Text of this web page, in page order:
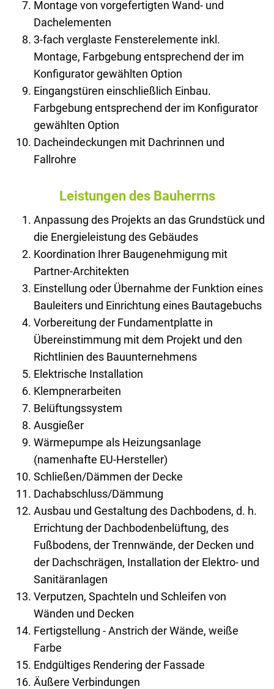
Montage von vorgefertigten Wand- und
Dachelementen
3-fach verglaste Fensterelemente inkl.
Montage, Farbgebung entsprechend der im
Konfigurator gewählten Option
Eingangstüren einschließlich Einbau.
Farbgebung entsprechend der im Konfigurator
gewählten Option
Dacheindeckungen mit Dachrinnen und
Fallrohre
Leistungen des Bauherrns
Anpassung des Projekts an das Grundstück und
die Energieleistung des Gebäudes
Koordination Ihrer Baugenehmigung mit
Partner-Architekten
Einstellung oder Übernahme der Funktion eines
Bauleiters und Einrichtung eines Bautagebuchs
Vorbereitung der Fundamentplatte in
Übereinstimmung mit dem Projekt und den
Richtlinien des Bauunternehmens
Elektrische Installation
Klempnerarbeiten
Belüftungssystem
Ausgießer
Wärmepumpe als Heizungsanlage
(namenhafte EU-Hersteller)
Schließen/Dämmen der Decke
Dachabschluss/Dämmung
Ausbau und Gestaltung des Dachbodens, d. h.
Errichtung der Dachbodenbelüftung, des
Fußbodens, der Trennwände, der Decken und
der Dachschrägen, Installation der Elektro- und
Sanitäranlagen
Verputzen, Spachteln und Schleifen von
Wänden und Decken
Fertigstellung - Anstrich der Wände, weiße
Farbe
Endgültiges Rendering der Fassade
Äußere Verbindungen